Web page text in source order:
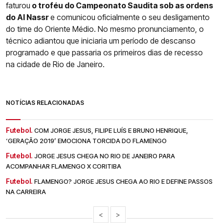
faturou o troféu do Campeonato Saudita sob as ordens
do Al Nassre comunicou oficialmente o seu desligamento
do time do Oriente Médio. No mesmo pronunciamento, o
técnico adiantou que iniciaria um período de descanso
programado e que passaria os primeiros dias de recesso
na cidade de Rio de Janeiro.
NOTÍCIAS RELACIONADAS
Futebol. COM JORGE JESUS, FILIPE LUÍS E BRUNO HENRIQUE,
‘GERAÇÃO 2019’ EMOCIONA TORCIDA DO FLAMENGO
Futebol. JORGE JESUS CHEGA NO RIO DE JANEIRO PARA
ACOMPANHAR FLAMENGO X CORITIBA
Futebol. FLAMENGO? JORGE JESUS CHEGA AO RIO E DEFINE PASSOS
NA CARREIRA
< >